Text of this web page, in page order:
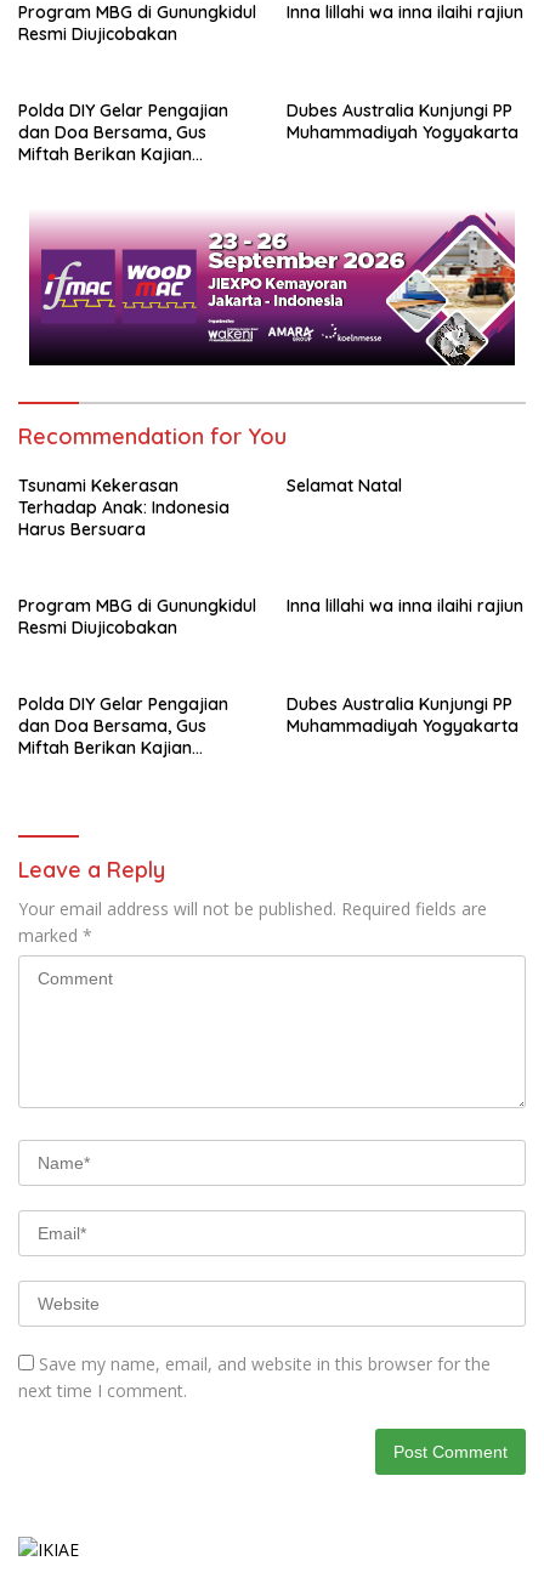
Program MBG di Gunungkidul
Resmi Diujicobakan
Inna lillahi wa inna ilaihi rajiun
Polda DIY Gelar Pengajian
dan Doa Bersama, Gus
Miftah Berikan Kajian
Dubes Australia Kunjungi PP
Muhammadiyah Yogyakarta
Recommendation for You
Tsunami Kekerasan
Terhadap Anak: Indonesia
Harus Bersuara
Selamat Natal
Program MBG di Gunungkidul
Resmi Diujicobakan
Inna lillahi wa inna ilaihi rajiun
Polda DIY Gelar Pengajian
dan Doa Bersama, Gus
Miftah Berikan Kajian
Dubes Australia Kunjungi PP
Muhammadiyah Yogyakarta
Leave a Reply
Your email address will not be published. Required fields are
marked *
Save my name, email, and website in this browser for the
next time I comment.